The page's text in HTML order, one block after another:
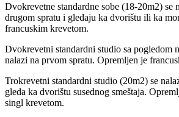
Dvokrevetne standardne sobe (18-20m2) se
drugom spratu i gledaju ka dvorištu ili ka
francuskim krevetom.
Dvokrevetni standardni studio sa pogledom
nalazi na prvom spratu. Opremljen je
Trokrevetni standardni studio (20m2) se
gleda ka dvorištu susednog smeštaja.
singl krevetom.